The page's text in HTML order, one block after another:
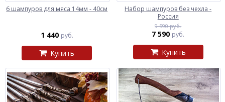
6 шампуров для мяса 14мм - 40см
1 440 руб.
Купить
Набор шампуров без чехла -
Россия
9 590 руб.
7 590 руб.
Купить